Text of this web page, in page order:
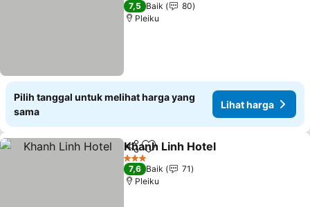
7,5 Baik
80
Pleiku
Pilih tanggal untuk melihat harga yang
sama
Lihat harga
BagikanTambahkan ke favorit
Khanh Linh Hotel
3 Bintang
7,6 Baik
71
Pleiku